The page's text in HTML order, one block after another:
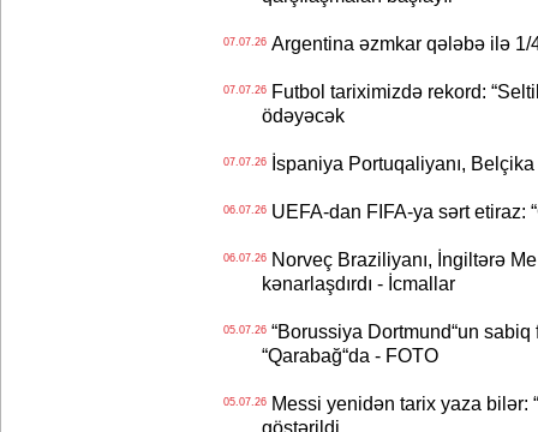
07.07.26Argentina əzmkar qələbə ilə 1/
07.07.26Futbol tariximizdə rekord:
ödəyəcək
07.07.26İspaniya Portuqaliyanı, Belçika
06.07.26UEFA-dan FIFA-ya sərt etiraz:
06.07.26Norveç Braziliyanı, İngiltərə
kənarlaşdırdı - İcmallar
05.07.26“Borussiya Dortmund“un sabiq
“Qarabağ“da - FOTO
05.07.26Messi yenidən tarix yaza bilər:
göstərildi